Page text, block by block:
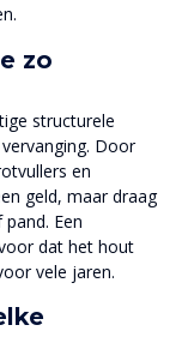
zo
structurele
Door
en
geld, maar draag
Een
dat het hout
vele jaren.